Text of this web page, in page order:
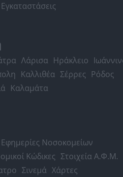
Λάρισα Ηράκλειο
Καλλιθέα Σέρρες Ρόδος
Καλαμάτα
Εφημερίες Νοσοκομείων
Κώδικες Στοιχεία Α.Φ.Μ.
Σινεμά Χάρτες